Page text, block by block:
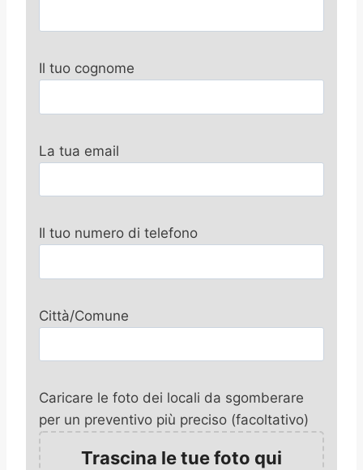
Il tuo cognome
La tua email
Il tuo numero di telefono
Città/Comune
Caricare le foto dei locali da sgomberare
per un preventivo più preciso (facoltativo)
Trascina le tue foto qui